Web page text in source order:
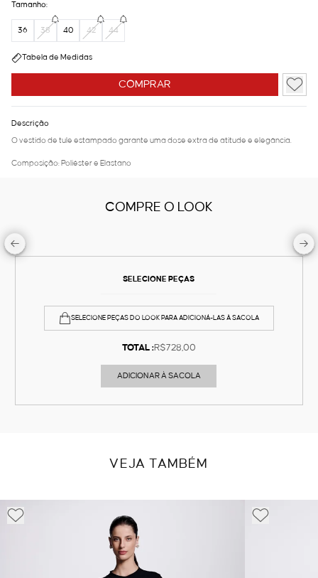
COMPRAR
Tamanho:
36 38 40 42 44
Tabela de Medidas
Descrição
O vestido de tule estampado garante uma dose extra de atitude e elegância.
Composição: Poliéster e Elastano
COMPRE O LOOK
SELECIONE PEÇAS
SELECIONE PEÇAS DO LOOK PARA ADICIONÁ-LAS À SACOLA
TOTAL :R$728,00
ADICIONAR À SACOLA
VEJA TAMBÉM